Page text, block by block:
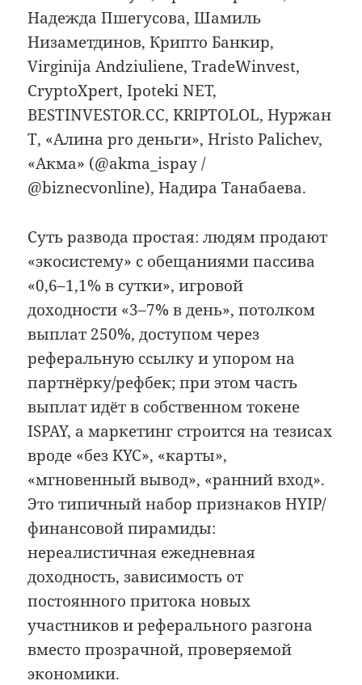
Надежда Пшегусова, Шамиль
Низаметдинов, Крипто Банкир,
Virginija Andziuliene, TradeWinvest,
CryptoXpert, Ipoteki NET,
BESTINVESTOR.CC, KRIPTOLOL, Нуржан
Т, «Алина pro деньги», Hristo Palichev,
«Акма» (@akma_ispay /
@biznecvonline), Надира Танабаева.
Суть развода простая: людям продают
«экосистему» с обещаниями пассива
«0,6–1,1% в сутки», игровой
доходности «3–7% в день», потолком
выплат 250%, доступом через
реферальную ссылку и упором на
партнёрку/рефбек; при этом часть
выплат идёт в собственном токене
ISPAY, а маркетинг строится на тезисах
вроде «без KYC», «карты»,
«мгновенный вывод», «ранний вход».
Это типичный набор признаков HYIP/
финансовой пирамиды:
нереалистичная ежедневная
доходность, зависимость от
постоянного притока новых
участников и реферального разгона
вместо прозрачной, проверяемой
экономики.